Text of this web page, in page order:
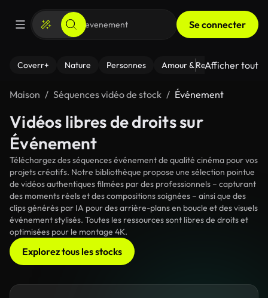
Se connecter
Coverr+ Nature Personnes Amour & Relations Le
Afficher tout
Maison Séquences vidéo de stock Événement
Vidéos libres de droits sur
Événement
Téléchargez des séquences événement de qualité cinéma pour vos
projets créatifs. Notre bibliothèque propose une sélection pointue
de vidéos authentiques filmées par des professionnels – capturant
des moments réels et des compositions soignées – ainsi que des
clips générés par IA pour des arrière-plans en boucle et des visuels
événement stylisés. Toutes les ressources sont libres de droits et
optimisées pour le montage 4K.
Explorez tous les stocks